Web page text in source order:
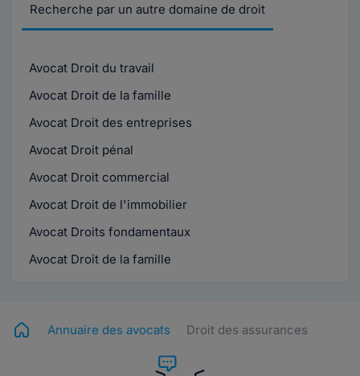
Recherche par un autre domaine de droit
Avocat Droit du travail
Avocat Droit de la famille
Avocat Droit des entreprises
Avocat Droit pénal
Avocat Droit commercial
Avocat Droit de l'immobilier
Avocat Droits fondamentaux
Avocat Droit de la famille
Annuaire des avocats Droit des assurances